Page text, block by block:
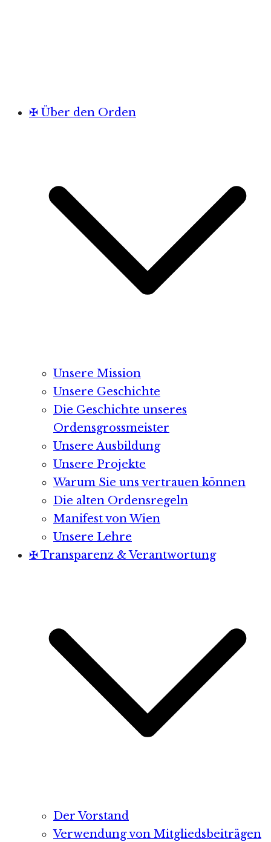
✠ Über den Orden
Unsere Mission
Unsere Geschichte
Die Geschichte unseres
Ordensgrossmeister
Unsere Ausbildung
Unsere Projekte
Warum Sie uns vertrauen können
Die alten Ordensregeln
Manifest von Wien
Unsere Lehre
✠ Transparenz & Verantwortung
Der Vorstand
Verwendung von Mitgliedsbeiträgen